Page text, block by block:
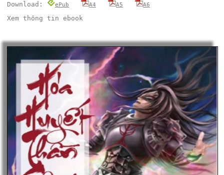
Download:
ePub A4 A5 A6
Xem thông tin ebook